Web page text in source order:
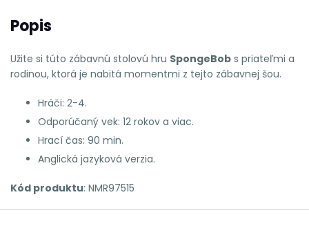
Popis
Užite si túto zábavnú stolovú hru SpongeBob s priateľmi a
rodinou, ktorá je nabitá momentmi z tejto zábavnej šou.
Hráči: 2-4.
Odporúčaný vek: 12 rokov a viac.
Hrací čas: 90 min.
Anglická jazyková verzia.
Kód produktu: NMR97515